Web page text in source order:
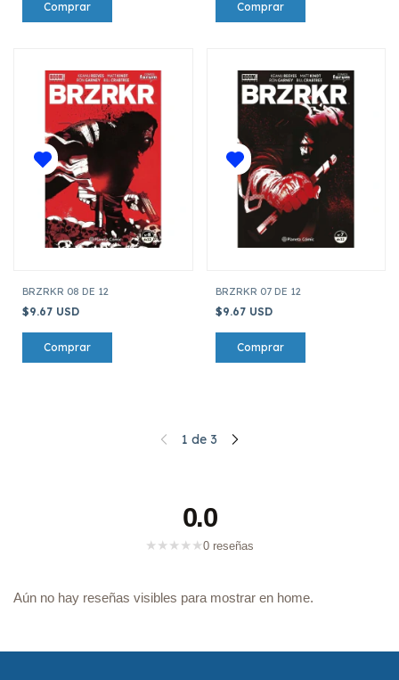
BRZRKR 08 DE 12
$9.67 USD
BRZRKR 07 DE 12
$9.67 USD
1 de 3
0.0
★ ★ ★ ★ ★0 reseñas
Aún no hay reseñas visibles para mostrar en home.